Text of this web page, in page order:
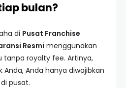
bulan?
di Pusat Franchise
Resmi menggunakan
tanpa royalty fee. Artinya,
Anda, Anda hanya diwajibkan
pusat.